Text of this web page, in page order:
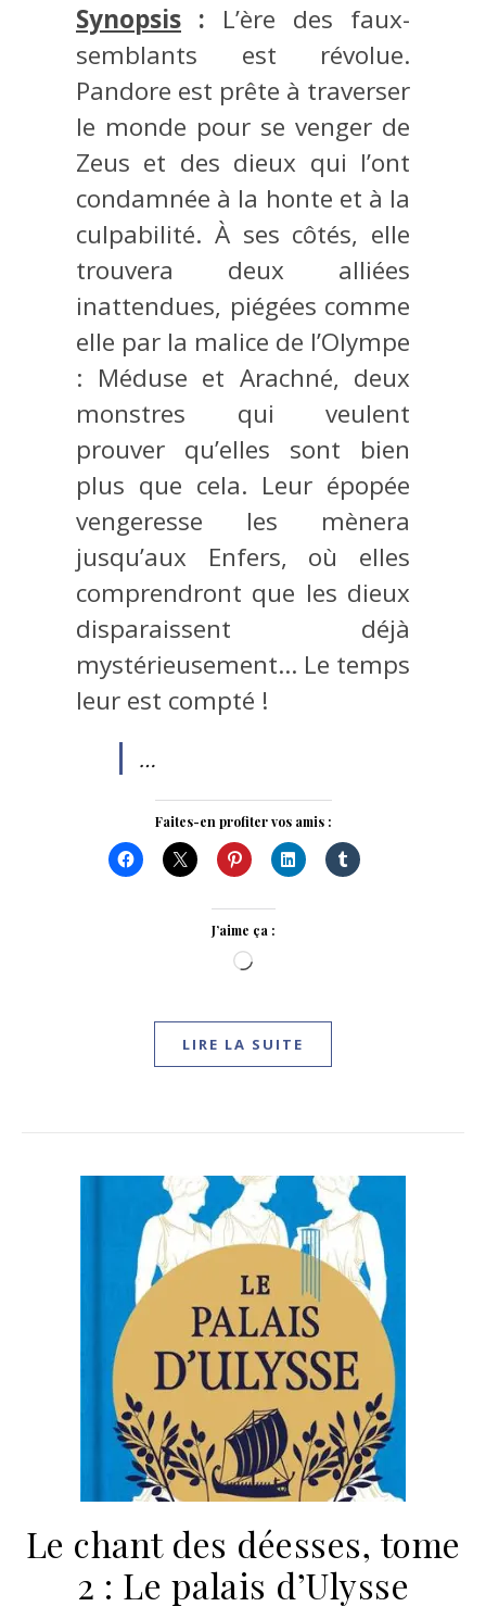
Synopsis : L’ère des faux-
semblants est révolue.
Pandore est prête à traverser
le monde pour se venger de
Zeus et des dieux qui l’ont
condamnée à la honte et à la
culpabilité. À ses côtés, elle
trouvera deux alliées
inattendues, piégées comme
elle par la malice de l’Olympe
: Méduse et Arachné, deux
monstres qui veulent
prouver qu’elles sont bien
plus que cela. Leur épopée
vengeresse les mènera
jusqu’aux Enfers, où elles
comprendront que les dieux
disparaissent déjà
mystérieusement… Le temps
leur est compté !
…
Faites-en profiter vos amis :
J’aime ça :
Chargement…
LIRE LA SUITE
Le chant des déesses, tome
2 : Le palais d’Ulysse